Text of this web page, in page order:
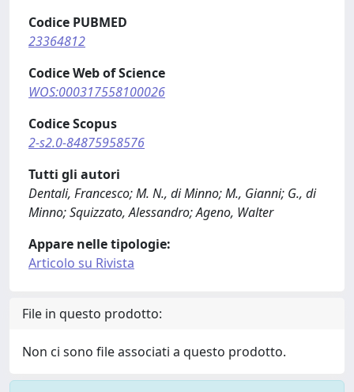
Codice PUBMED
23364812
Codice Web of Science
WOS:000317558100026
Codice Scopus
2-s2.0-84875958576
Tutti gli autori
Dentali, Francesco; M. N., di Minno; M., Gianni; G., di
Minno; Squizzato, Alessandro; Ageno, Walter
Appare nelle tipologie:
Articolo su Rivista
File in questo prodotto:
Non ci sono file associati a questo prodotto.